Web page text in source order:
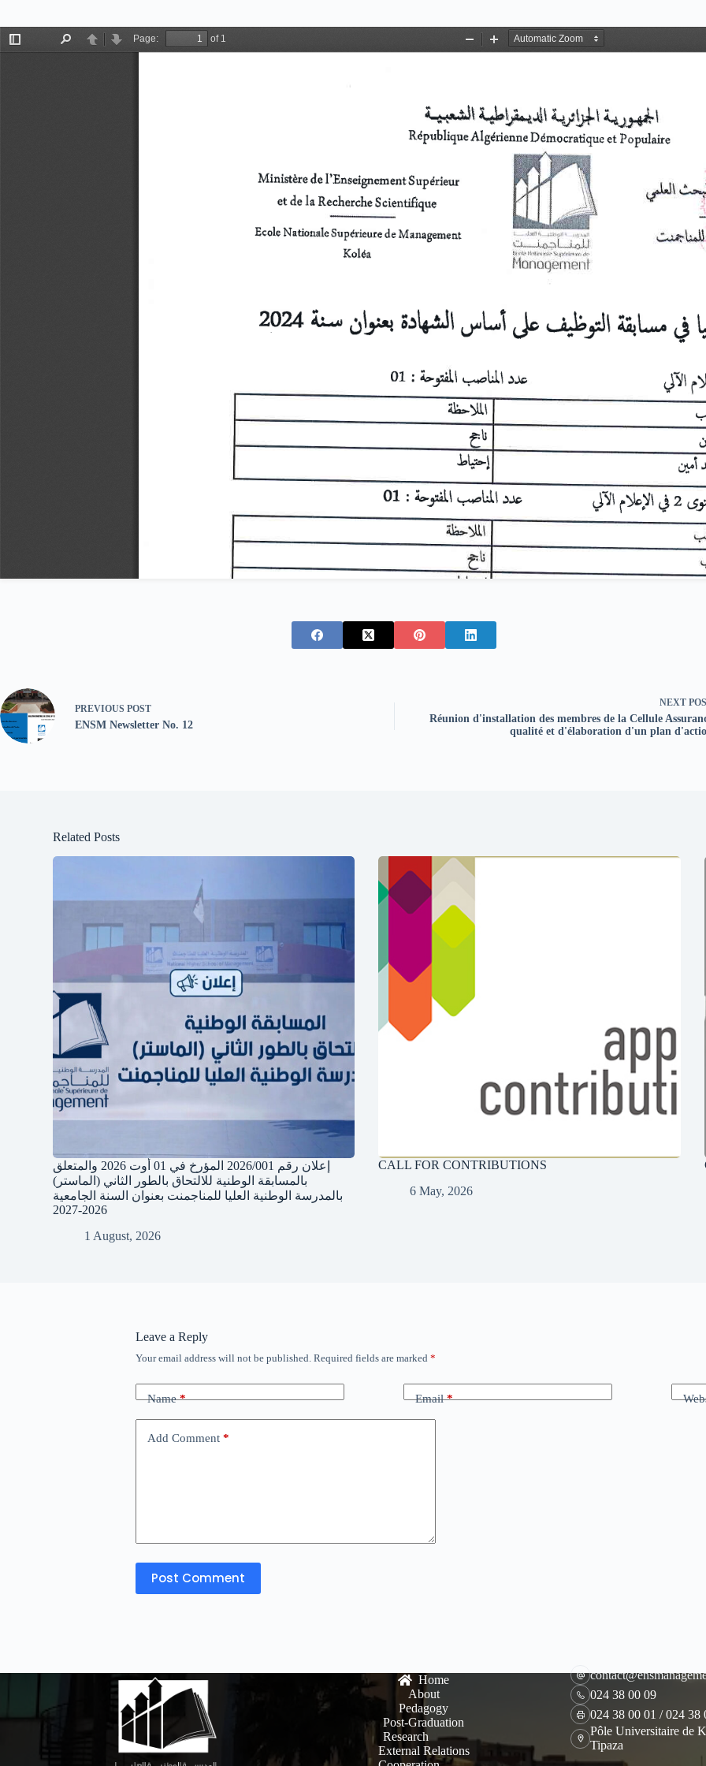
PREVIOUS POST
ENSM Newsletter No. 12
NEXT
Réunion d'installation des membres de la Cellule
qualité et d'élaboration d'un plan
Related Posts
إعلان رقم 2026/001 المؤرخ في 01 أوت 2026 والمتعلق
بالمسابقة الوطنية للالتحاق بالطور الثاني (الماستر)
بالمدرسة الوطنية العليا للمناجمنت بعنوان السنة الجامعية
2026-2027
1 August, 2026
CALL FOR CONTRIBUTIONS
6 May, 2026
Leave a Reply
Your email address will not be published. Required fields are marked *
Name* Email*
Add Comment *
Post Comment
Home
About
Pedagogy
Post-Graduation
Research
External Relations
024 38 00 09
024 38 00 01 / 024 38
Pôle Universitaire de
Tipaza